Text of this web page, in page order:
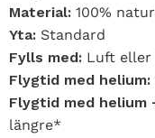
Material: 100%
Yta: Standard
Fylls med: Luft eller
Flygtid med helium:
Flygtid med helium
längre*